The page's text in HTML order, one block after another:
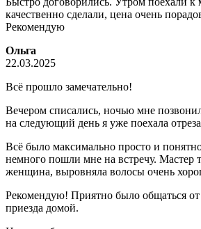
качественно сделали, цена очень
Рекомендую
Ольга
22.03.2025
Всё прошло замечательно!
Вечером списались, ночью мне
на следующий день я уже поехала
Всё было максимально просто и
немного пошли мне на встречу. Мастер
женщина, выровняла волосы очень
Рекомендую! Приятно было общаться
приезда домой.